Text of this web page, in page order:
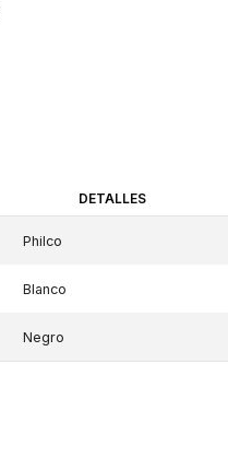
DETALLES
Philco
Blanco
Negro